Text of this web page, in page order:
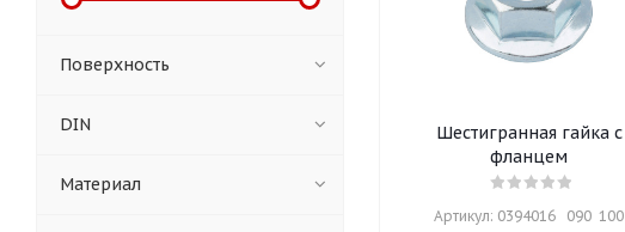
Шестигранная гайка с
фланцем
Артикул: 0394016   090  100
Поверхность
DIN
Материал